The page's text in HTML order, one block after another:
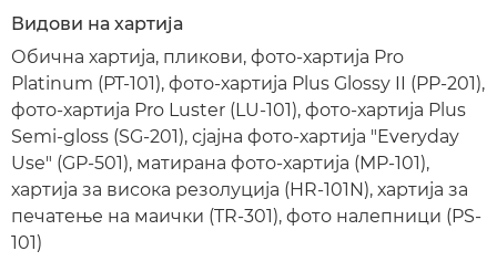
Видови на хартија
Обична хартија, пликови, фото-хартија Pro
Platinum (PT-101), фото-хартија Plus Glossy II (PP-201),
фото-хартија Pro Luster (LU-101), фото-хартија Plus
Semi-gloss (SG-201), сјајна фото-хартија "Everyday
Use" (GP-501), матирана фото-хартија (MP-101),
хартија за висока резолуција (HR-101N), хартија за
печатење на маички (TR-301), фото налепници (PS-
101)